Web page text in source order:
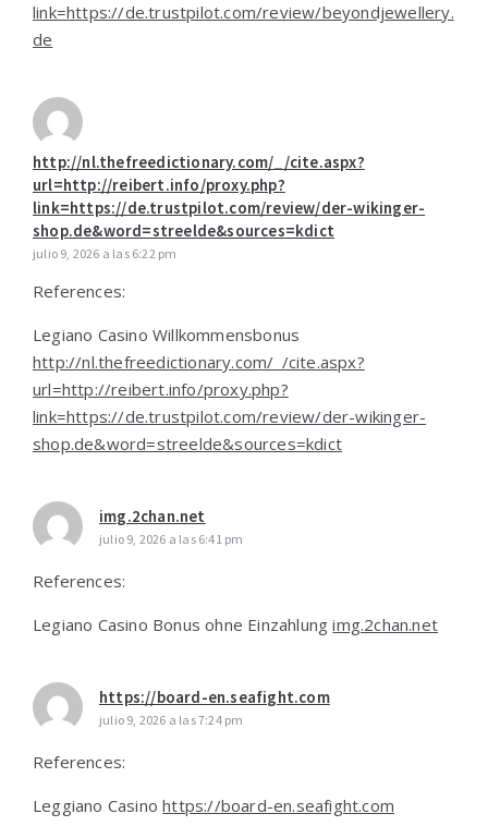
link=https://de.trustpilot.com/review/beyondjewellery.
de
http://nl.thefreedictionary.com/_/cite.aspx?
url=http://reibert.info/proxy.php?
link=https://de.trustpilot.com/review/der-wikinger-
shop.de&word=streelde&sources=kdict
julio 9, 2026 a las 6:22 pm
References:
Legiano Casino Willkommensbonus
http://nl.thefreedictionary.com/_/cite.aspx?
url=http://reibert.info/proxy.php?
link=https://de.trustpilot.com/review/der-wikinger-
shop.de&word=streelde&sources=kdict
img.2chan.net
julio 9, 2026 a las 6:41 pm
References:
Legiano Casino Bonus ohne Einzahlungimg.2chan.net
https://board-en.seafight.com
julio 9, 2026 a las 7:24 pm
References:
Leggiano Casinohttps://board-en.seafight.com